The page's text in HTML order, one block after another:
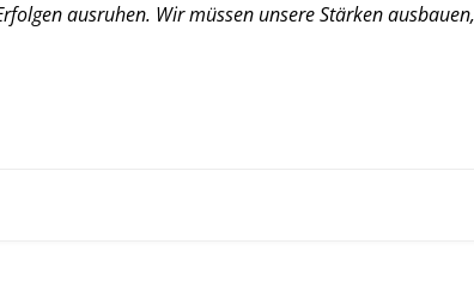
ausruhen. Wir müssen unsere Stärken